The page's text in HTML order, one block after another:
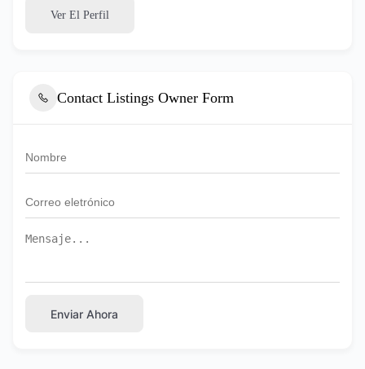
Ver El Perfil
Contact Listings Owner Form
Enviar Ahora